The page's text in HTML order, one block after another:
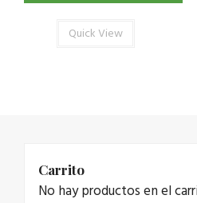
Quick View
Carrito
No hay productos en el